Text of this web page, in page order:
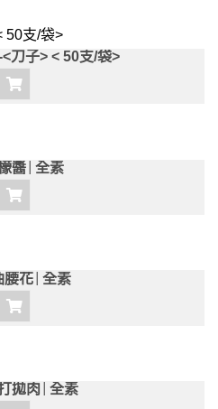
刀子> < 50支/袋>
醬│全素
腰花│全素
拋肉│全素